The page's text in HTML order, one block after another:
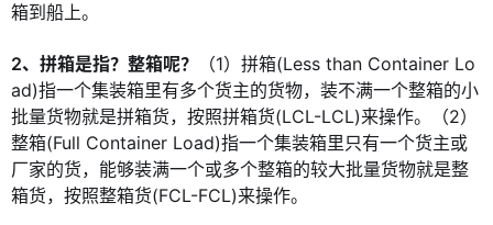
箱到船上。
2、拼箱是指？整箱呢？
（1）拼箱(Less than Container Lo
ad)指一个集装箱里有多个货主的货物，装不满一个整箱的小
批量货物就是拼箱货，按照拼箱货(LCL-LCL)来操作。（2）
整箱(Full Container Load)指一个集装箱里只有一个货主或
厂家的货，能够装满一个或多个整箱的较大批量货物就是整
箱货，按照整箱货(FCL-FCL)来操作。